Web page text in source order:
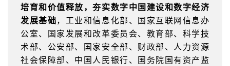
培育和价值释放，夯实数字中国建设和数字经济
发展基础，工业和信息化部、国家互联网信息办
公室、国家发展和改革委员会、教育部、科学技
术部、公安部、国家安全部、财政部、人力资源
社会保障部、中国人民银行、国务院国有资产监